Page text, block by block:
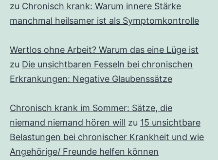
zu Chronisch krank: Warum innere Stärke
manchmal heilsamer ist als Symptomkontrolle
Wertlos ohne Arbeit? Warum das eine Lüge ist
zu Die unsichtbaren Fesseln bei chronischen
Erkrankungen: Negative Glaubenssätze
Chronisch krank im Sommer: Sätze, die
niemand niemand hören will zu 15 unsichtbare
Belastungen bei chronischer Krankheit und wie
Angehörige/ Freunde helfen können